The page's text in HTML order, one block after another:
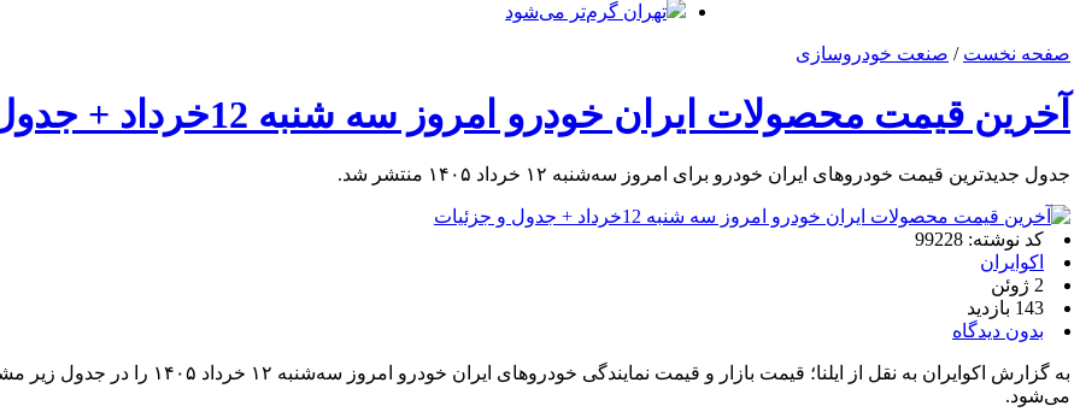
تهران گرم‌تر می‌شود
صفحه نخست / صنعت خودروسازی
آخرین قیمت محصولات ایران خودرو امروز سه شنبه 12خرداد + جدول و جزئیات
جدول جدیدترین قیمت خودروهای ایران خودرو برای امروز سه‌شنبه ۱۲ خرداد ۱۴۰۵ منتشر شد.
کد نوشته: 99228
اکوایران
2 ژوئن
143 بازدید
بدون دیدگاه
به گزارش اکوایران به نقل از ایلنا؛ قیمت
می‌شود.